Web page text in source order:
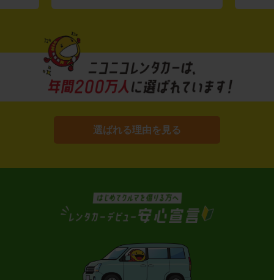
選ばれる理由を見る